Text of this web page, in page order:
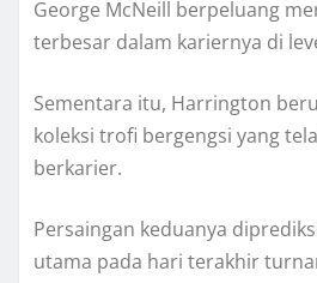
George McNeill berpeluang
terbesar dalam kariernya di
Sementara itu, Harrington
koleksi trofi bergengsi yang
berkarier.
Persaingan keduanya
utama pada hari terakhir